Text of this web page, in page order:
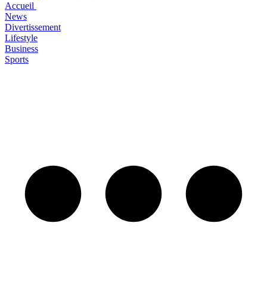
Accueil
News
Divertissement
Lifestyle
Business
Sports